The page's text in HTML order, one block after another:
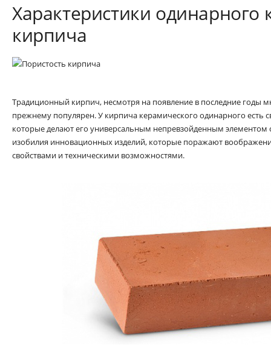
Характеристики одинарного
кирпича
Традиционный кирпич, несмотря на появление в последние годы
прежнему популярен. У кирпича керамического одинарного есть
которые делают его универсальным непревзойденным элементом
изобилия инновационных изделий, которые поражают
свойствами и техническими возможностями.